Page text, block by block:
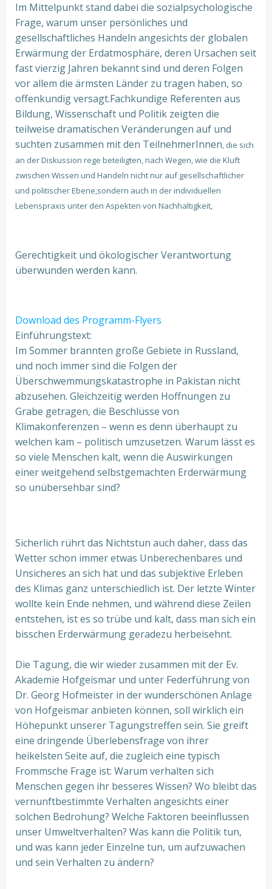
Im Mittelpunkt stand dabei die sozialpsychologische
Frage, warum unser persönliches und
gesellschaftliches Handeln angesichts der globalen
Erwärmung der Erdatmosphäre, deren Ursachen seit
fast vierzig Jahren bekannt sind und deren Folgen
vor allem die ärmsten Länder zu tragen haben, so
offenkundig versagt.Fachkundige Referenten aus
Bildung, Wissenschaft und Politik zeigten die
teilweise dramatischen Veränderungen auf und
suchten zusammen mit den TeilnehmerInnen, die sich
an der Diskussion rege beteiligten, nach Wegen, wie die Kluft
zwischen Wissen und Handeln nicht nur auf gesellschaftlicher
und politischer Ebene,sondern auch in der individuellen
Lebenspraxis unter den Aspekten von Nachhaltigkeit,
Gerechtigkeit und ökologischer Verantwortung
überwunden werden kann.
Download des Programm-Flyers
Einführungstext:
Im Sommer brannten große Gebiete in Russland,
und noch immer sind die Folgen der
Überschwemmungskatastrophe in Pakistan nicht
abzusehen. Gleichzeitig werden Hoffnungen zu
Grabe getragen, die Beschlüsse von
Klimakonferenzen – wenn es denn überhaupt zu
welchen kam – politisch umzusetzen. Warum lässt es
so viele Menschen kalt, wenn die Auswirkungen
einer weitgehend selbstgemachten Erderwärmung
so unübersehbar sind?
Sicherlich rührt das Nichtstun auch daher, dass das
Wetter schon immer etwas Unberechenbares und
Unsicheres an sich hat und das subjektive Erleben
des Klimas ganz unterschiedlich ist. Der letzte Winter
wollte kein Ende nehmen, und während diese Zeilen
entstehen, ist es so trübe und kalt, dass man sich ein
bisschen Erderwärmung geradezu herbeisehnt.
Die Tagung, die wir wieder zusammen mit der Ev.
Akademie Hofgeismar und unter Federführung von
Dr. Georg Hofmeister in der wunderschönen Anlage
von Hofgeismar anbieten können, soll wirklich ein
Höhepunkt unserer Tagungstreffen sein. Sie greift
eine dringende Überlebensfrage von ihrer
heikelsten Seite auf, die zugleich eine typisch
Frommsche Frage ist: Warum verhalten sich
Menschen gegen ihr besseres Wissen? Wo bleibt das
vernunftbestimmte Verhalten angesichts einer
solchen Bedrohung? Welche Faktoren beeinflussen
unser Umweltverhalten? Was kann die Politik tun,
und was kann jeder Einzelne tun, um aufzuwachen
und sein Verhalten zu ändern?